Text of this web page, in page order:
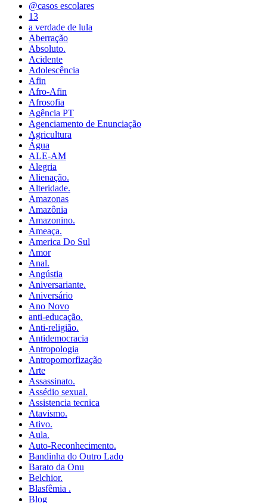
@casos escolares
13
a verdade de lula
Aberração
Absoluto.
Acidente
Adolescência
Afin
Afro-Afin
Afrosofia
Agência PT
Agenciamento de Enunciação
Agricultura
Água
ALE-AM
Alegria
Alienação.
Alteridade.
Amazonas
Amazônia
Amazonino.
Ameaça.
America Do Sul
Amor
Anal.
Angústia
Aniversariante.
Aniversário
Ano Novo
anti-educação.
Anti-religião.
Antidemocracia
Antropologia
Antropomorfização
Arte
Assassinato.
Assédio sexual.
Assistencia tecnica
Atavismo.
Ativo.
Aula.
Auto-Reconhecimento.
Bandinha do Outro Lado
Barato da Onu
Belchior.
Blasfêmia .
Blog